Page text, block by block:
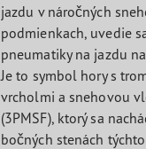
jazdu v náročných
podmienkach, uvedie
pneumatiky na jazdu
Je to symbol hory s
vrcholmi a snehovou
(3PMSF), ktorý sa
bočných stenách týchto